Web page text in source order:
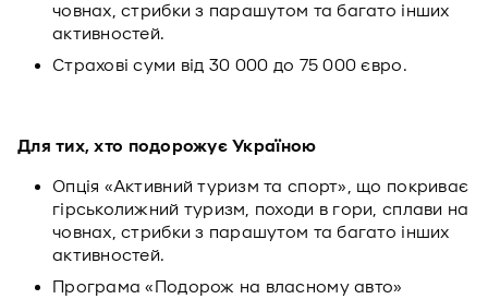
човнах, стрибки з парашутом та багато інших
активностей.
Страхові суми від 30 000 до 75 000 євро.
Для тих, хто подорожує Україною
Опція «Активний туризм та спорт», що покриває
гірськолижний туризм, походи в гори, сплави на
човнах, стрибки з парашутом та багато інших
активностей.
Програма «Подорож на власному авто»